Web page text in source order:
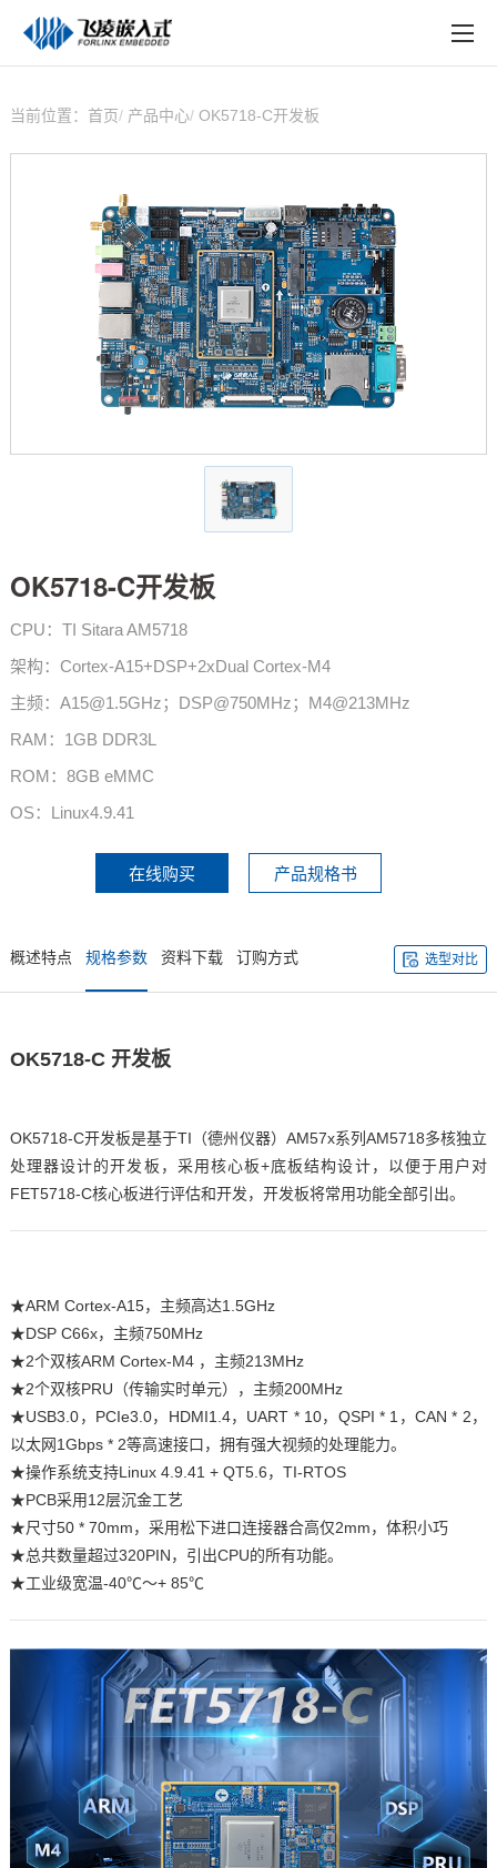
技术与支持
在线文档
方案定制
关于飞凌
天猫商城
在线购买
当前位置： 首页 产品中心 OK5718-C开发板
OK5718-C开发板
CPU：TI Sitara AM5718
架构：Cortex-A15+DSP+2xDual Cortex-M4
主频：A15@1.5GHz；DSP@750MHz；M4@213MHz
RAM：1GB DDR3L
ROM：8GB eMMC
OS：Linux4.9.41
在线购买 产品规格书
概述特点 规格参数 资料下载 订购方式 选型对比
OK5718-C 开发板
OK5718-C开发板是基于TI（德州仪器）AM57x系列 AM5718多核独立
处理器设计的开发板，采用核心板+底板结构设计，以便于用户对
FET5718-C核心板进行评估和开发，开发板将常用功能全部引出。
★ARM Cortex-A15，主频高达1.5GHz
★DSP C66x，主频750MHz
★2个双核ARM Cortex-M4，主频213MHz
★2个双核PRU（传输实时单元），主频200MHz
★USB3.0，PCIe3.0，HDMI1.4，UART * 10，QSPI * 1，CAN * 2，
以太网1Gbps * 2等高速接口，拥有强大视频的处理能力。
★操作系统支持Linux4.9.41 + QT5.6，TI-RTOS
★PCB采用12层沉金工艺
★尺寸50 * 70mm，采用松下进口连接器合高仅2mm，体积小巧
★总共数量超过320PIN，引出CPU的所有功能。
★工业级宽温-40℃〜+ 85℃